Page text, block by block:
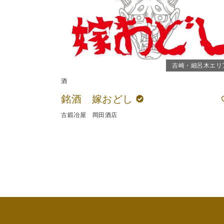
吉崎・細呂木エリ
酒
銘酒 嫁おどし
古鍛冶屋 岡田酒店